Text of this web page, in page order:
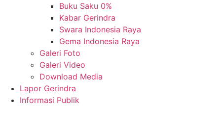
Buku Saku 0%
Kabar Gerindra
Swara Indonesia Raya
Gema Indonesia Raya
Galeri Foto
Galeri Video
Download Media
Lapor Gerindra
Informasi Publik